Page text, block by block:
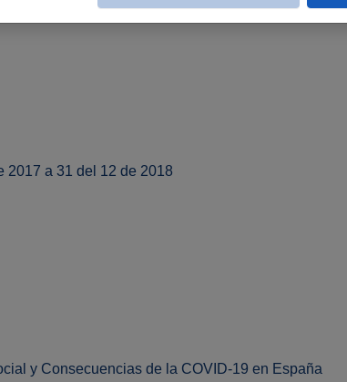
2017 a 31 del 12 de 2018
y Consecuencias de la COVID-19 en España